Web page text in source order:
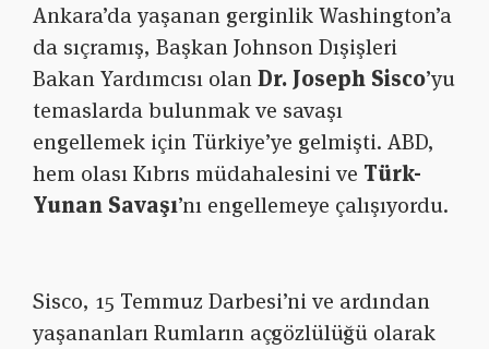
Ankara’da yaşanan gerginlik Washington’a
da sıçramış, Başkan Johnson Dışişleri
Bakan Yardımcısı olanDr. Joseph Sisco’yu
temaslarda bulunmak ve savaşı
engellemek için Türkiye’ye gelmişti. ABD,
hem olası Kıbrıs müdahalesini ve Türk-
Yunan Savaşı’nı engellemeye çalışıyordu.
Sisco, 15 Temmuz Darbesi’ni ve ardından
yaşananları Rumların açgözlülüğü olarak